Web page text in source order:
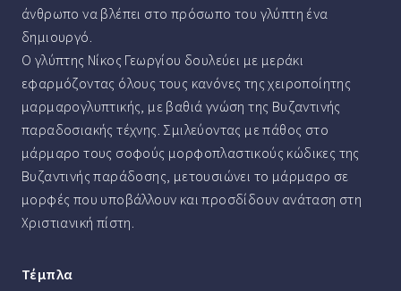
άνθρωπο να βλέπει στο πρόσωπο του γλύπτη ένα
δημιουργό.
Ο γλύπτης Νίκος Γεωργίου δουλεύει με μεράκι
εφαρμόζοντας όλους τους κανόνες της χειροποίητης
μαρμαρογλυπτικής, με βαθιά γνώση της Βυζαντινής
παραδοσιακής τέχνης. Σμιλεύοντας με πάθος στο
μάρμαρο τους σοφούς μορφοπλαστικούς κώδικες της
Βυζαντινής παράδοσης, μετουσιώνει το μάρμαρο σε
μορφές που υποβάλλουν και προσδίδουν ανάταση στη
Χριστιανική πίστη.
Τέμπλα